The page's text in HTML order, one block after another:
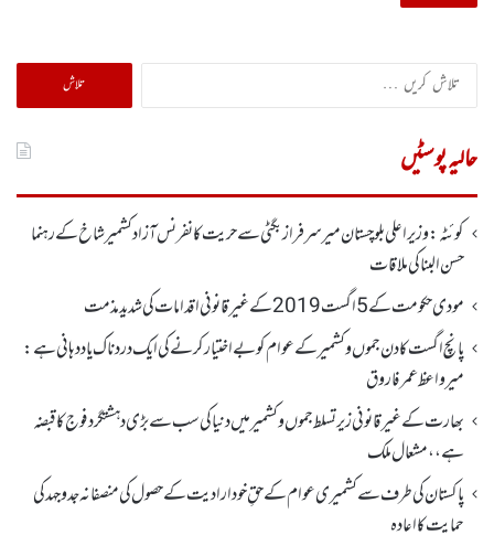
تلاش
کریں
حالیہ پوسٹیں
کوئٹہ : وزیر اعلی بلوچستان میر سرفراز بگٹی سے حریت کانفرنس آزاد کشمیر شاخ کے رہنما
حسن البنا کی ملاقات
مودی حکومت کے 5اگست2019کے غیر قانونی اقدامات کی شدید مذمت
پانچ اگست کادن جموں و کشمیر کے عوام کو بے اختیار کرنے کی ایک دردناک یاد دہانی ہے:
میرواعظ عمر فاروق
بھارت کے غیر قانونی زیر تسلط جموں و کشمیر میں دنیا کی سب سے بڑی دہشتگرد فوج کا قبضہ
ہے،، مشعال ملک
پاکستان کی طرف سے کشمیری عوام کے حقِ خودارادیت کے حصول کی منصفانہ جدوجہد کی
حمایت کا اعادہ